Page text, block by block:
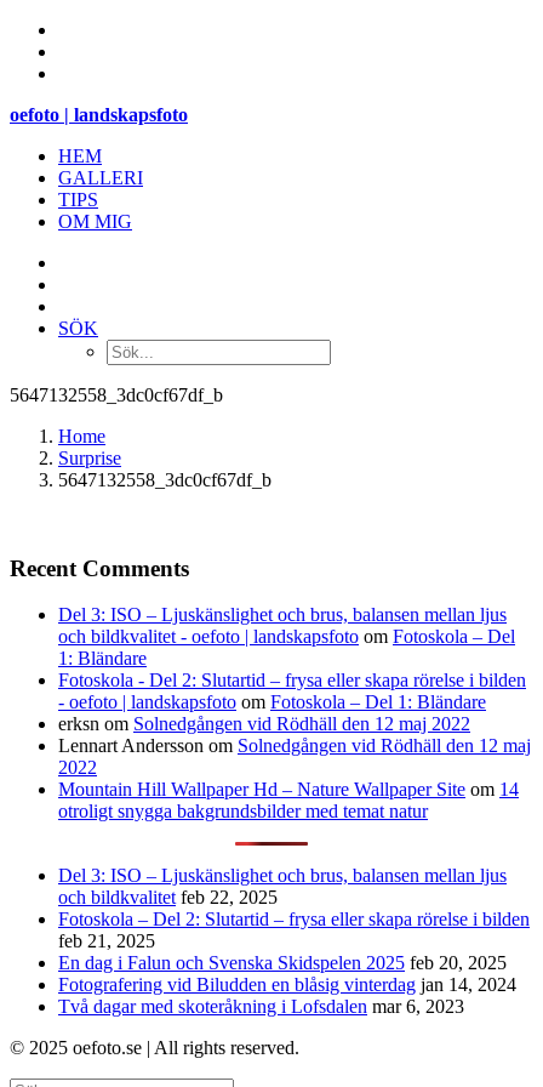
oefoto | landskapsfoto
HEM
GALLERI
TIPS
OM MIG
SÖK
5647132558_3dc0cf67df_b
Home
Surprise
5647132558_3dc0cf67df_b
Recent Comments
Del 3: ISO – Ljuskänslighet och brus, balansen mellan ljus
och bildkvalitet - oefoto | landskapsfoto om Fotoskola – Del
1: Bländare
Fotoskola - Del 2: Slutartid – frysa eller skapa rörelse i bilden
- oefoto | landskapsfoto om Fotoskola – Del 1: Bländare
erksn om Solnedgången vid Rödhäll den 12 maj 2022
Lennart Andersson om Solnedgången vid Rödhäll den 12 maj
2022
Mountain Hill Wallpaper Hd – Nature Wallpaper Site om 14
otroligt snygga bakgrundsbilder med temat natur
Del 3: ISO – Ljuskänslighet och brus, balansen mellan ljus
och bildkvalitet feb 22, 2025
Fotoskola – Del 2: Slutartid – frysa eller skapa rörelse i bilden
feb 21, 2025
En dag i Falun och Svenska Skidspelen 2025 feb 20, 2025
Fotografering vid Biludden en blåsig vinterdag jan 14, 2024
Två dagar med skoteråkning i Lofsdalen mar 6, 2023
© 2025 oefoto.se | All rights reserved.